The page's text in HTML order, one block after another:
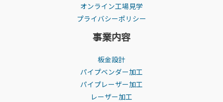
オンライン工場見学
プライバシーポリシー
事業内容
板金設計
パイプベンダー加工
パイプレーザー加工
レーザー加工